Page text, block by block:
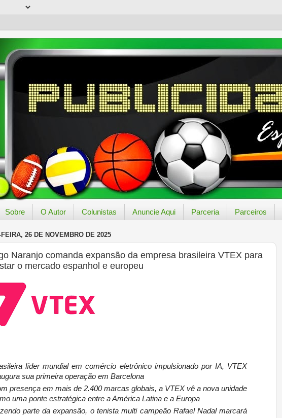
Sobre O Autor Colunistas Anuncie Aqui Parceria Parceiros
FEIRA, 26 DE NOVEMBRO DE 2025
Naranjo comanda expansão da empresa brasileira VTEX para
o mercado espanhol e europeu
líder mundial em comércio eletrônico impulsionado por IA, VTEX
sua primeira operação em Barcelona
presença em mais de 2.400 marcas globais, a VTEX vê a nova unidade
uma ponte estratégica entre a América Latina e a Europa
parte da expansão, o tenista multi campeão Rafael Nadal marcará